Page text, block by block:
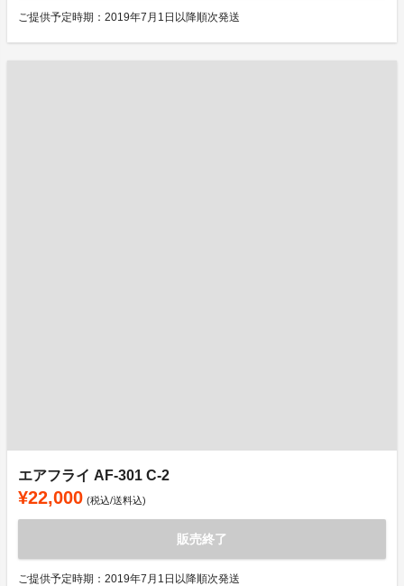
ご提供予定時期：2019年7月1日以降順次発送
エアフライ AF-301 C-2
¥22,000 (税込/送料込)
販売終了
ご提供予定時期：2019年7月1日以降順次発送